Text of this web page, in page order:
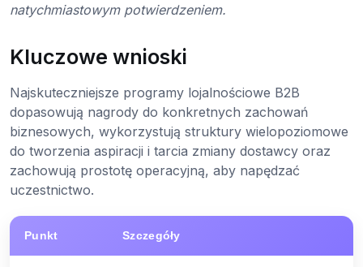
natychmiastowym potwierdzeniem.
Kluczowe wnioski
Najskuteczniejsze programy lojalnościowe B2B
dopasowują nagrody do konkretnych zachowań
biznesowych, wykorzystują struktury wielopoziomowe
do tworzenia aspiracji i tarcia zmiany dostawcy oraz
zachowują prostotę operacyjną, aby napędzać
uczestnictwo.
Punkt Szczegóły